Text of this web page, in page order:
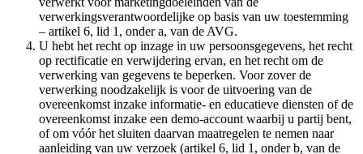
verwerkingsverantwoordelijke op basis van uw toestemming
– artikel 6, lid 1, onder a, van de AVG.
U hebt het recht op inzage in uw persoonsgegevens, het recht
op rectificatie en verwijdering ervan, en het recht om de
verwerking van gegevens te beperken. Voor zover de
verwerking noodzakelijk is voor de uitvoering van de
overeenkomst inzake informatie- en educatieve diensten of de
overeenkomst inzake een demo-account waarbij u partij bent,
of om vóór het sluiten daarvan maatregelen te nemen naar
aanleiding van uw verzoek (artikel 6, lid 1, onder b, van de